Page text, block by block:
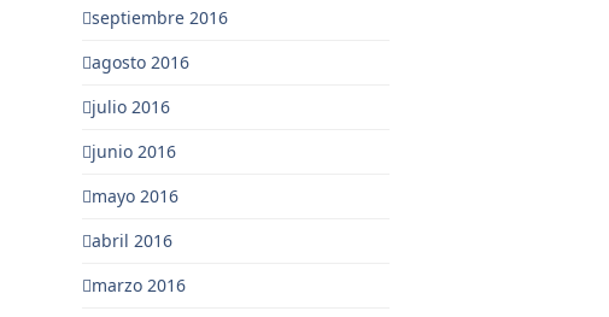
septiembre 2016
agosto 2016
julio 2016
junio 2016
mayo 2016
abril 2016
marzo 2016